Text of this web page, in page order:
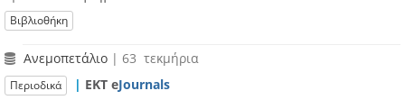
Βιβλιοθήκη
Ανεμοπετάλιο | 63 τεκμήρια
Περιοδικά | ΕΚΤ eJournals